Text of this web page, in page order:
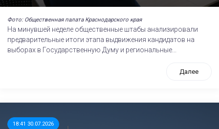
Фото: Общественная палата Краснодарского края
На минувшей неделе общественные штабы анализировали
предварительные итоги этапа выдвижения кандидатов на
выборах в Государственную Думу и региональные...
Далее
18:41 30.07.2026